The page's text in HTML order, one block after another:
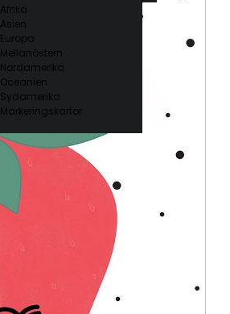
Afrika
Asien
Europa
Mellanöstern
Nordamerika
Oceanien
Sydamerika
Markeringskartor